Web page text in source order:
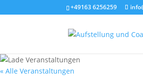
+49163 6256259
« Alle Veranstaltungen